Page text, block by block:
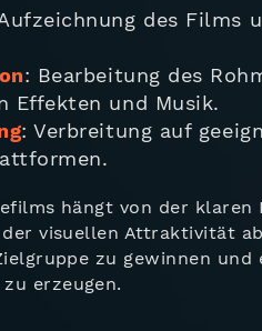
des Films
: Bearbeitung des
Effekten und Musik.
: Verbreitung auf
hängt von der klaren
visuellen Attraktivität
zu gewinnen und
erzeugen.